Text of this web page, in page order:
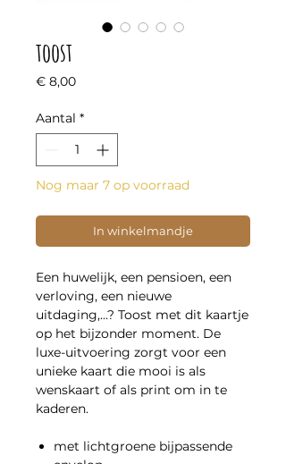
toost
€ 8,00Prijs
Aantal *
Nog maar 7 op voorraad
In winkelmandje
Een huwelijk, een pensioen, een
verloving, een nieuwe
uitdaging,...? Toost met dit kaartje
op het bijzonder moment. De
luxe-uitvoering zorgt voor een
unieke kaart die mooi is als
wenskaart of als print om in te
kaderen.
met lichtgroene bijpassende